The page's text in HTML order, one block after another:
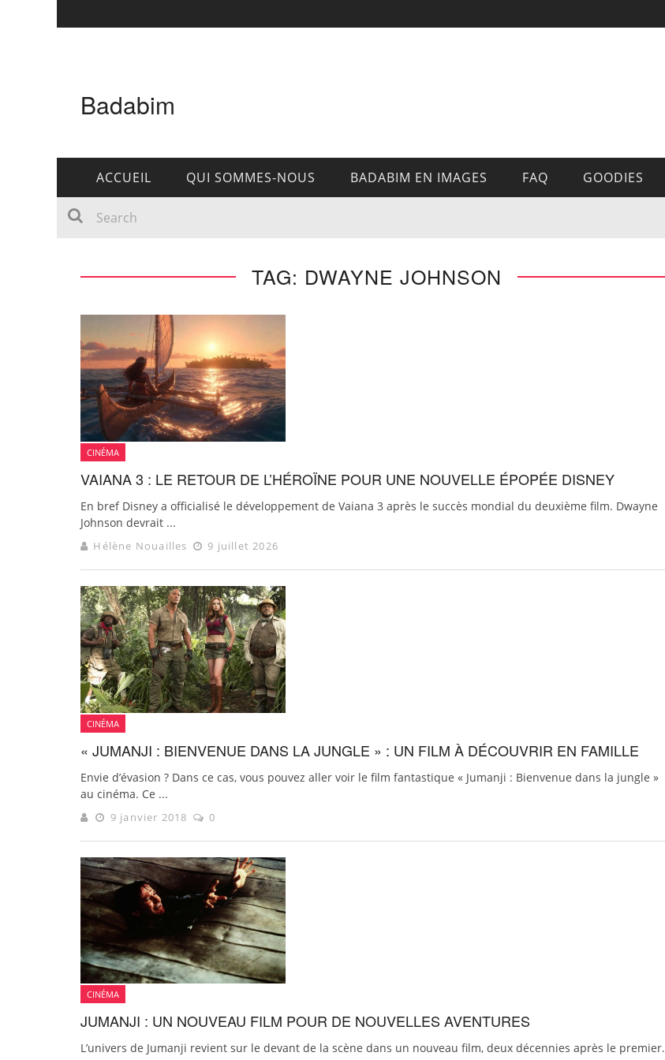
Badabim
ACCUEIL QUI SOMMES-NOUS BADABIM EN IMAGES FAQ GOODIES
TAG: DWAYNE JOHNSON
CINÉMA
VAIANA 3 : LE RETOUR DE L’HÉROÏNE POUR UNE NOUVELLE ÉPOPÉE DISNEY
En bref Disney a officialisé le développement de Vaiana 3 après le succès mondial du deuxième film. Dwayne
Johnson devrait ...
Hélène Nouailles 9 juillet 2026
CINÉMA
« JUMANJI : BIENVENUE DANS LA JUNGLE » : UN FILM À DÉCOUVRIR EN FAMILLE
Envie d’évasion ? Dans ce cas, vous pouvez aller voir le film fantastique « Jumanji : Bienvenue dans la jungle »
au cinéma. Ce ...
9 janvier 2018 0
CINÉMA
JUMANJI : UN NOUVEAU FILM POUR DE NOUVELLES AVENTURES
L’univers de Jumanji revient sur le devant de la scène dans un nouveau film, deux décennies après le premier.